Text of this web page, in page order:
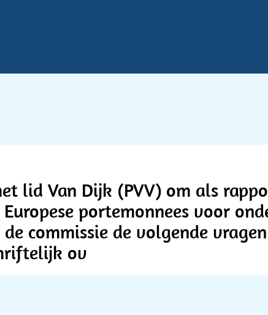
lid Van Dijk (PVV) om als
portemonnees voor
commissie de volgende
ov